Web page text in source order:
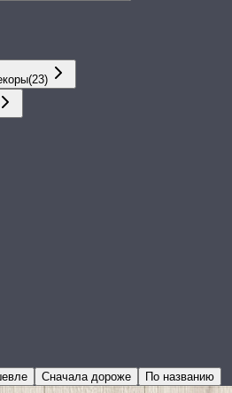
(23)
Сначала дороже По названию